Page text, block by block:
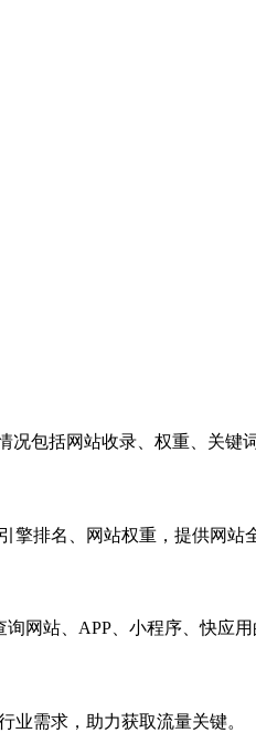
况包括网站收录、权重、关键
擎排名、网站权重，提供网站
网站、APP、小程序、快应
业需求，助力获取流量关键。